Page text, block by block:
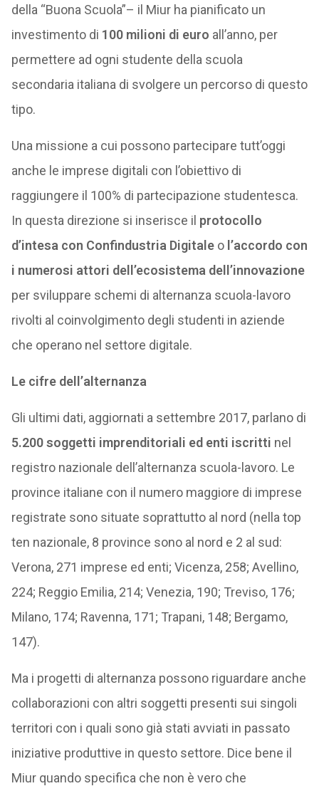
della “Buona Scuola”– il Miur ha pianificato un
investimento di 100 milioni di euro all’anno, per
permettere ad ogni studente della scuola
secondaria italiana di svolgere un percorso di questo
tipo.
Una missione a cui possono partecipare tutt’oggi
anche le imprese digitali con l’obiettivo di
raggiungere il 100% di partecipazione studentesca.
In questa direzione si inserisce il protocollo
d’intesa con Confindustria Digitaleo l’accordo con
i numerosi attori dell’ecosistema dell’innovazione
per sviluppare schemi di alternanza scuola-lavoro
rivolti al coinvolgimento degli studenti in aziende
che operano nel settore digitale.
Le cifre dell’alternanza
Gli ultimi dati, aggiornati a settembre 2017, parlano di
5.200 soggetti imprenditoriali ed enti iscritti nel
registro nazionale dell’alternanza scuola-lavoro. Le
province italiane con il numero maggiore di imprese
registrate sono situate soprattutto al nord (nella top
ten nazionale, 8 province sono al nord e 2 al sud:
Verona, 271 imprese ed enti; Vicenza, 258; Avellino,
224; Reggio Emilia, 214; Venezia, 190; Treviso, 176;
Milano, 174; Ravenna, 171; Trapani, 148; Bergamo,
147).
Ma i progetti di alternanza possono riguardare anche
collaborazioni con altri soggetti presenti sui singoli
territori con i quali sono già stati avviati in passato
iniziative produttive in questo settore. Dice bene il
Miur quando specifica che non è vero che